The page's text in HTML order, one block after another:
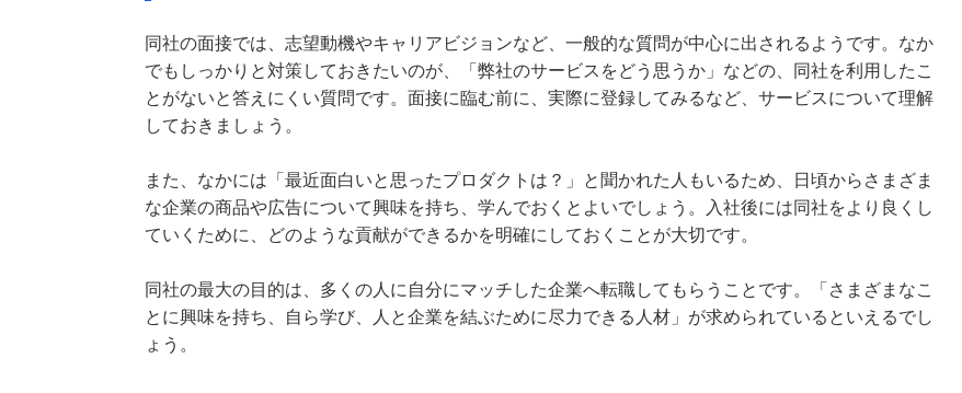
同社の面接では、志望動機やキャリアビジョンなど、一般的な質問が中心に出されるようです。なか
でもしっかりと対策しておきたいのが、「弊社のサービスをどう思うか」などの、同社を利用したこ
とがないと答えにくい質問です。面接に臨む前に、実際に登録してみるなど、サービスについて理解
しておきましょう。
また、なかには「最近面白いと思ったプロダクトは？」と聞かれた人もいるため、日頃からさまざま
な企業の商品や広告について興味を持ち、学んでおくとよいでしょう。入社後には同社をより良くし
ていくために、どのような貢献ができるかを明確にしておくことが大切です。
同社の最大の目的は、多くの人に自分にマッチした企業へ転職してもらうことです。「さまざまなこ
とに興味を持ち、自ら学び、人と企業を結ぶために尽力できる人材」が求められているといえるでし
ょう。